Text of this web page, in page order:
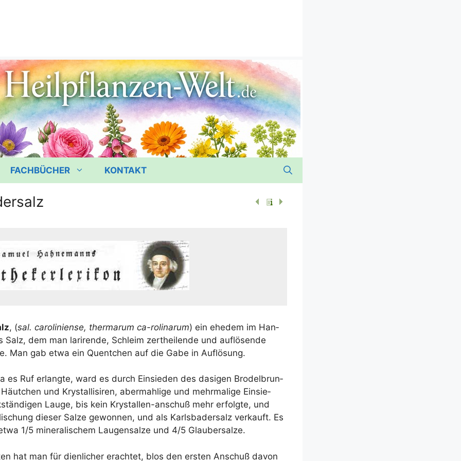
FACHBÜCHER KONTAKT
, (sal. caro­li­ni­en­se, ther­ma­rum ca-rolina­rum) ein ehe­dem im Han­
Salz, dem man lari­ren­de, Schleim zert­hei­len­de und auf­lö­sen­de
Man gab etwa ein Quent­chen auf die Gabe in Auflösung.
es Ruf erlang­te, ward es durch Ein­sie­den des dasi­gen Bro­del­brun­
und Krystal­li­si­ren, aber­mah­li­ge und mehr­ma­li­ge Ein­sie­
Lau­ge, bis kein Krystal­len-anschuß mehr erfolg­te, und
die­ser Sal­ze gewon­nen, und als Karls­ba­dersalz ver­kauft. Es
1/​5 mine­ra­li­schem Lau­gen­sal­ze und 4/​5 Glaubersalze.
hat man für dien­li­cher erach­tet, blos den ers­ten Anschuß davon